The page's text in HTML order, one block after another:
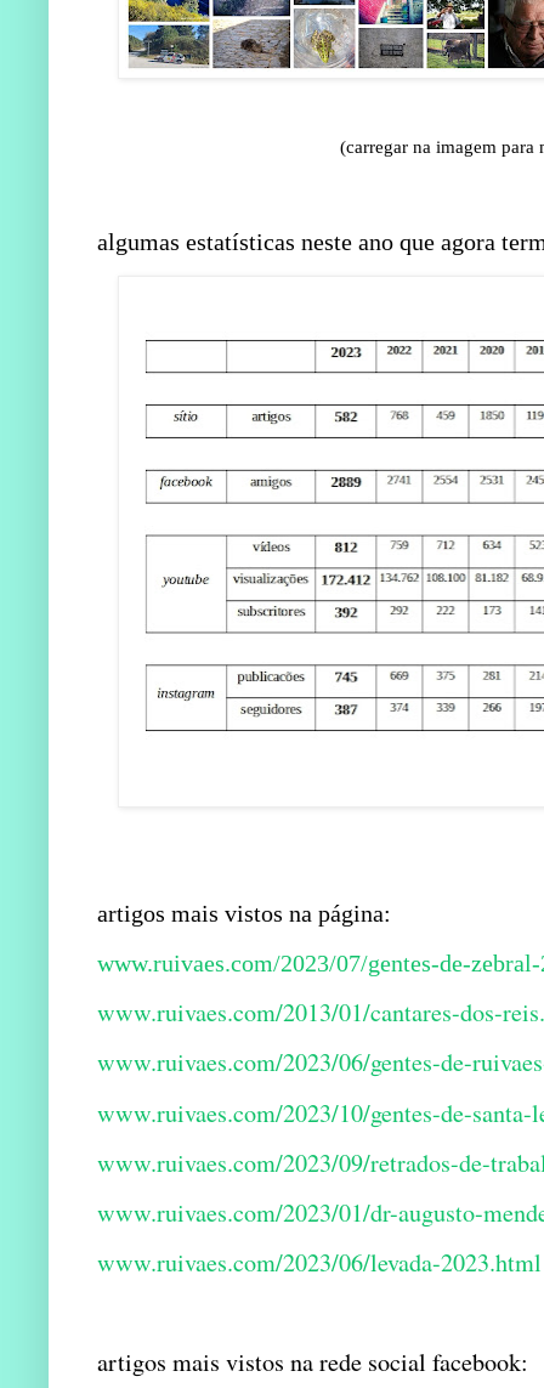
(carregar na imagem para
algumas estatísticas neste ano que agora
artigos mais vistos na página:
www.ruivaes.com/2023/07/gentes-de-
www.ruivaes.com/2013/01/cantares-dos-
www.ruivaes.com/2023/06/gentes-de-
www.ruivaes.com/2023/10/gentes-de-
www.ruivaes.com/2023/09/retrados-de-
www.ruivaes.com/2023/01/dr-augusto-
www.ruivaes.com/2023/06/levada-2023.html
artigos mais vistos na rede social facebook: